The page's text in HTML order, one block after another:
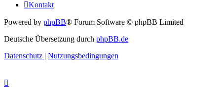
Kontakt
Powered by phpBB® Forum Software © phpBB Limited
Deutsche Übersetzung durch phpBB.de
Datenschutz | Nutzungsbedingungen